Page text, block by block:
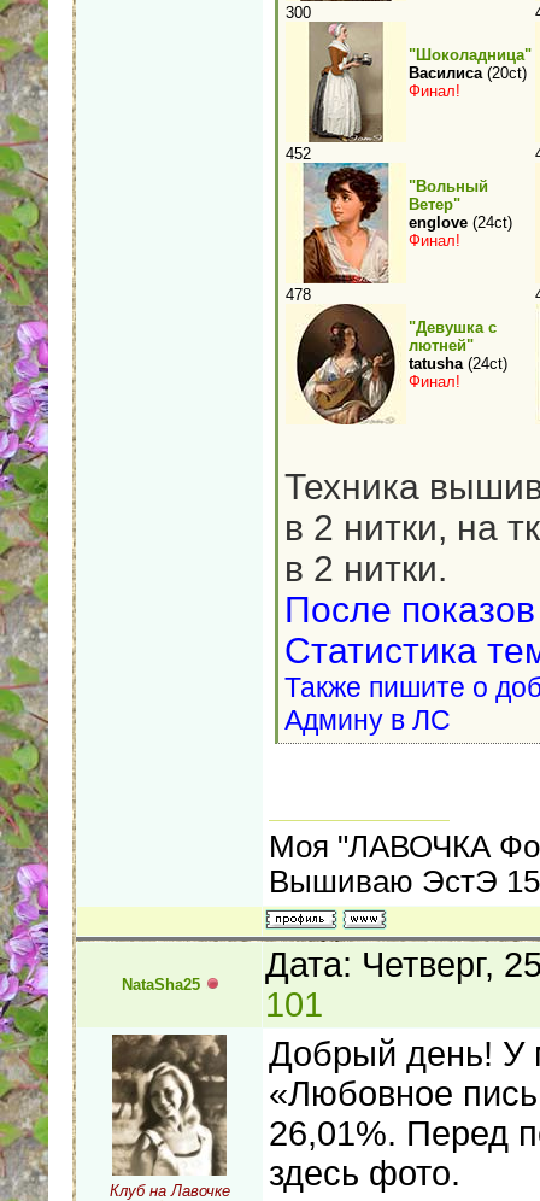
300
"Шоколадница"
Василиса(20ct)
Финал!
452
"Вольный
Ветер"
englove (24ct)
Финал!
478
"Девушка с
лютней"
tatusha(24ct)
Финал!
Техника
в 2 нитки, на
в 2 нитки.
После
Статистика
Также пишите о
Админу в ЛС
Моя "ЛАВОЧКА
Вышиваю ЭстЭ
NataSha25
Дата: Четверг,
101
Клуб на Лавочке
Добрый день! У
«Любовное
26,01%. Перед
здесь фото.